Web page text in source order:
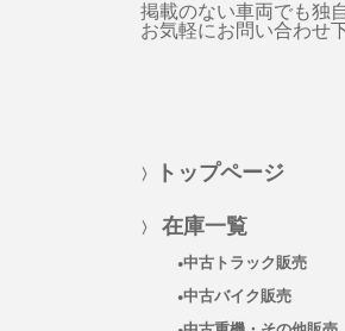
掲載のない車両でも独
お気軽にお問い合わせ
トップページ
在庫一覧
中古トラック販売
中古バイク販売